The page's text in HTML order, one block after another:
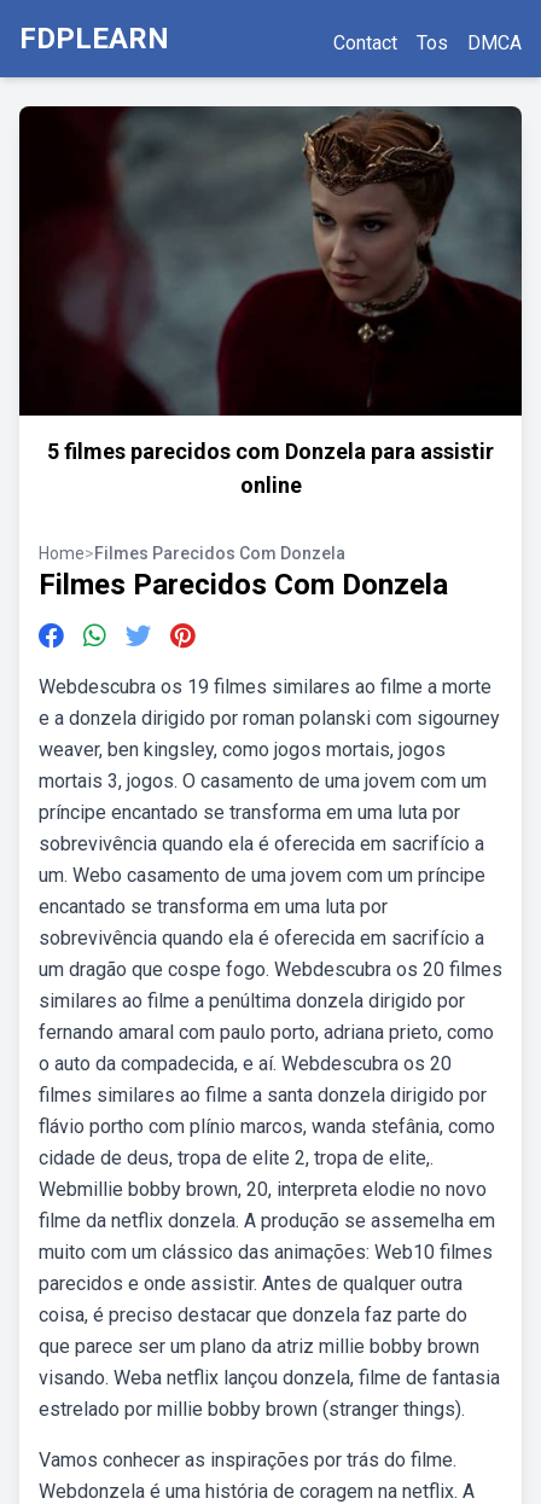
FDPLEARN Contact Tos DMCA
5 filmes parecidos com Donzela para assistir
online
Home>Filmes Parecidos Com Donzela
Filmes Parecidos Com Donzela
Webdescubra os 19 filmes similares ao filme a morte
e a donzela dirigido por roman polanski com sigourney
weaver, ben kingsley, como jogos mortais, jogos
mortais 3, jogos. O casamento de uma jovem com um
príncipe encantado se transforma em uma luta por
sobrevivência quando ela é oferecida em sacrifício a
um. Webo casamento de uma jovem com um príncipe
encantado se transforma em uma luta por
sobrevivência quando ela é oferecida em sacrifício a
um dragão que cospe fogo. Webdescubra os 20 filmes
similares ao filme a penúltima donzela dirigido por
fernando amaral com paulo porto, adriana prieto, como
o auto da compadecida, e aí. Webdescubra os 20
filmes similares ao filme a santa donzela dirigido por
flávio portho com plínio marcos, wanda stefânia, como
cidade de deus, tropa de elite 2, tropa de elite,.
Webmillie bobby brown, 20, interpreta elodie no novo
filme da netflix donzela. A produção se assemelha em
muito com um clássico das animações: Web10 filmes
parecidos e onde assistir. Antes de qualquer outra
coisa, é preciso destacar que donzela faz parte do
que parece ser um plano da atriz millie bobby brown
visando. Weba netflix lançou donzela, filme de fantasia
estrelado por millie bobby brown (stranger things).
Vamos conhecer as inspirações por trás do filme.
Webdonzela é uma história de coragem na netflix. A